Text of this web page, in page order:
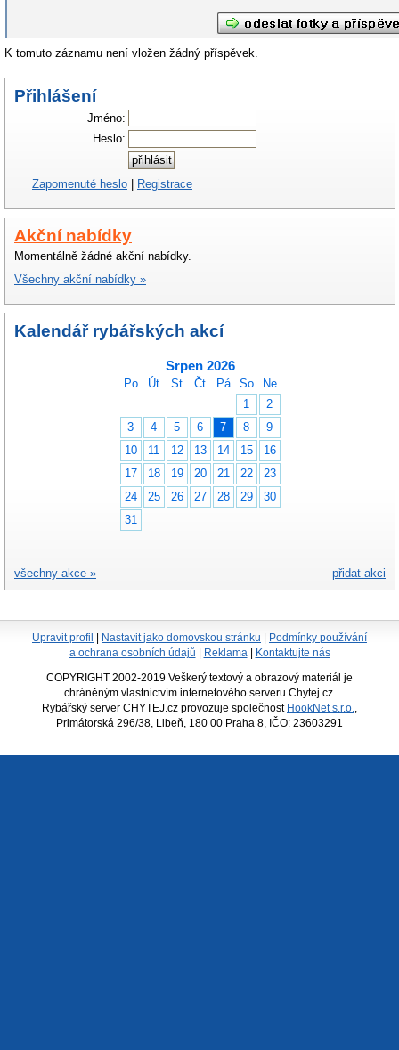
K tomuto záznamu není vložen žádný příspěvek.
Přihlášení
Jméno:
Heslo:
Zapomenuté heslo | Registrace
Akční nabídky
Momentálně žádné akční nabídky.
Všechny akční nabídky »
Kalendář rybářských akcí
Srpen 2026
Po Út St Čt Pá So
Ne
1
2
3
4 5 6 7 8
9
10
11 12 13 14 15
16
17
18 19 20 21 22
23
24
25 26 27 28 29
30
31
přidat akci
všechny akce »
Upravit profil Nastavit jako domovskou stránku
Podmínky používání
a ochrana osobních údajů
Reklama Kontaktujte nás
COPYRIGHT 2002-2019 Veškerý textový a obrazový materiál je
chráněným vlastnictvím internetového serveru Chytej.cz.
Rybářský server CHYTEJ.cz provozuje společnost HookNet s.r.o.
Primátorská 296/38, Libeň, 180 00 Praha 8, IČO: 23603291